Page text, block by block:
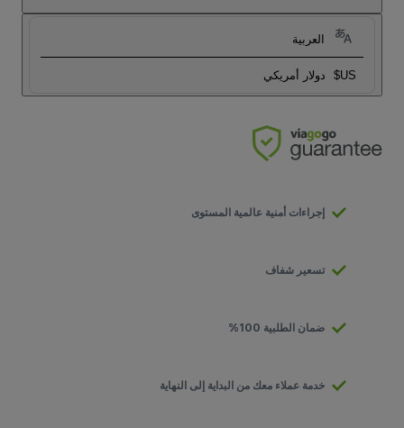
العربية
US$ دولار أمريكي
إجراءات أمنية عالمية المستوى
تسعير شفاف
ضمان الطلبية 100%
خدمة عملاء معك من البداية إلى النهاية